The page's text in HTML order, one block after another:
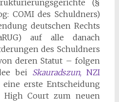
(§
COMI des Schuldners)
deutschen Rechts
auf alle danach
des Schuldners
deren Statut – folgen
bei Skauradszun, NZI
eine erste Entscheidung
High Court zum neuen